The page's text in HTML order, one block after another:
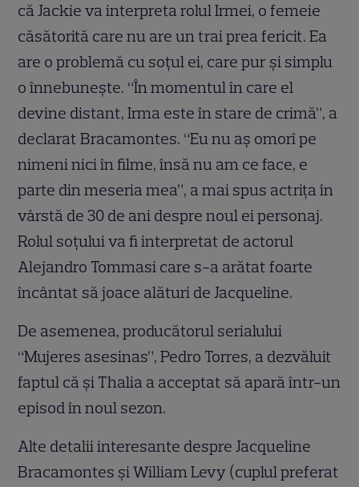
că Jackie va interpreta rolul Irmei, o femeie
căsătorită care nu are un trai prea fericit. Ea
are o problemă cu soţul ei, care pur şi simplu
o înnebuneşte. “În momentul în care el
devine distant, Irma este în stare de crimă”, a
declarat Bracamontes. “Eu nu aş omorî pe
nimeni nici în filme, însă nu am ce face, e
parte din meseria mea”, a mai spus actriţa în
vârstă de 30 de ani despre noul ei personaj.
Rolul soţului va fi interpretat de actorul
Alejandro Tommasi care s-a arătat foarte
încântat să joace alături de Jacqueline.
De asemenea, producătorul serialului
“Mujeres asesinas”, Pedro Torres, a dezvăluit
faptul că şi Thalia a acceptat să apară într-un
episod în noul sezon.
Alte detalii interesante despre Jacqueline
Bracamontes şi William Levy (cuplul preferat